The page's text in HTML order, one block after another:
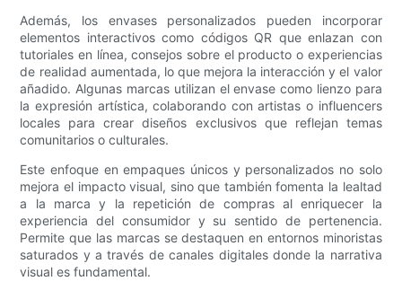
Además, los envases personalizados pueden incorporar
elementos interactivos como códigos QR que enlazan con
tutoriales en línea, consejos sobre el producto o experiencias
de realidad aumentada, lo que mejora la interacción y el valor
añadido. Algunas marcas utilizan el envase como lienzo para
la expresión artística, colaborando con artistas o influencers
locales para crear diseños exclusivos que reflejan temas
comunitarios o culturales.
Este enfoque en empaques únicos y personalizados no solo
mejora el impacto visual, sino que también fomenta la lealtad
a la marca y la repetición de compras al enriquecer la
experiencia del consumidor y su sentido de pertenencia.
Permite que las marcas se destaquen en entornos minoristas
saturados y a través de canales digitales donde la narrativa
visual es fundamental.